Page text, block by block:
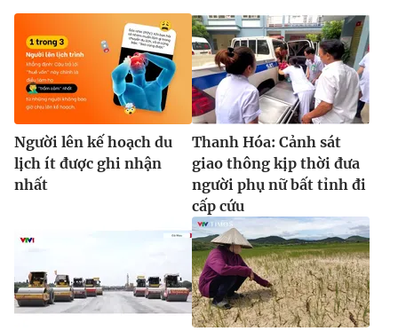
Người lên kế hoạch du
lịch ít được ghi nhận
nhất
Thanh Hóa: Cảnh sát
giao thông kịp thời đưa
người phụ nữ bất tỉnh đi
cấp cứu